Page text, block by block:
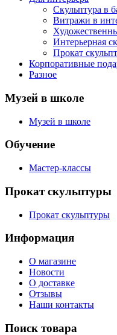
Скульптура в
Витражи в
Интерьерная
Прокат
Корпоративные
Разное
Музей в школе
Музей в школе
Обучение
Мастер-классы
Прокат скульптуры
Прокат скульптуры
Информация
О магазине
Новости
О доставке
Отзывы
Наши контакты
Поиск товара